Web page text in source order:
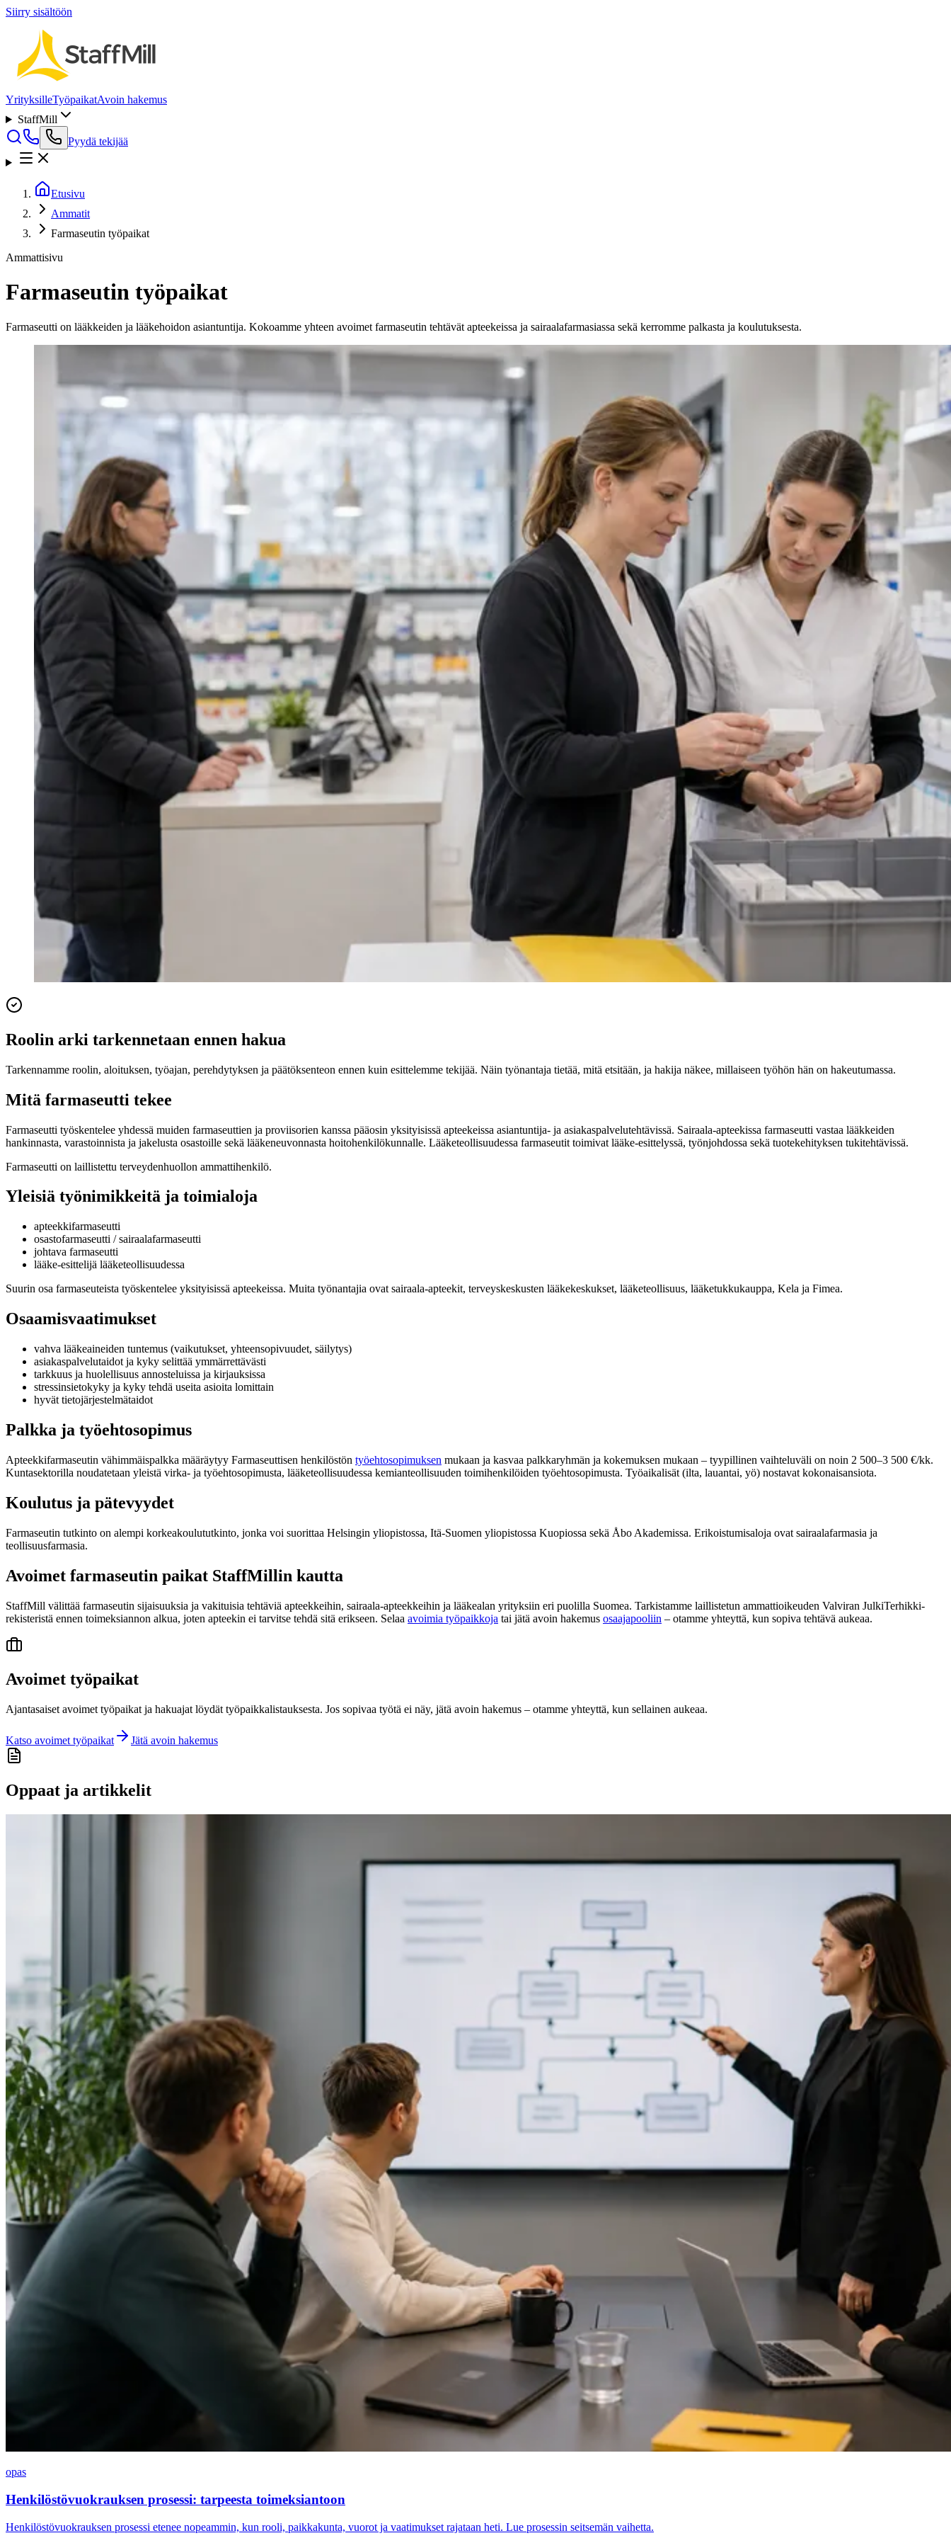
Siirry sisältöön
YrityksilleTyöpaikatAvoin hakemus
StaffMill
Pyydä tekijää
Etusivu
Ammatit
Farmaseutin työpaikat
Ammattisivu
Farmaseutin työpaikat
Farmaseutti on lääkkeiden ja lääkehoidon asiantuntija. Kokoamme yhteen avoimet farmaseutin tehtävät apteekeissa ja sairaalafarmasiassa sekä kerromme palkasta ja koulutuksesta.
Roolin arki tarkennetaan ennen hakua
Tarkennamme roolin, aloituksen, työajan, perehdytyksen ja päätöksenteon ennen kuin esittelemme tekijää. Näin työnantaja tietää, mitä etsitään, ja hakija näkee, millaiseen työhön hän on hakeutumassa.
Mitä farmaseutti tekee
Farmaseutti työskentelee yhdessä muiden farmaseuttien ja proviisorien kanssa pääosin yksityisissä apteekeissa asiantuntija- ja asiakaspalvelutehtävissä. Sairaala-apteekissa farmaseutti vastaa lääkkeiden
hankinnasta, varastoinnista ja jakelusta osastoille sekä lääkeneuvonnasta hoitohenkilökunnalle. Lääketeollisuudessa farmaseutit toimivat lääke-esittelyssä, työnjohdossa sekä tuotekehityksen tukitehtävissä.
Farmaseutti on laillistettu terveydenhuollon ammattihenkilö.
Yleisiä työnimikkeitä ja toimialoja
apteekkifarmaseutti
osastofarmaseutti / sairaalafarmaseutti
johtava farmaseutti
lääke-esittelijä lääketeollisuudessa
Suurin osa farmaseuteista työskentelee yksityisissä apteekeissa. Muita työnantajia ovat sairaala-apteekit, terveyskeskusten lääkekeskukset, lääketeollisuus, lääketukkukauppa, Kela ja Fimea.
Osaamisvaatimukset
vahva lääkeaineiden tuntemus (vaikutukset, yhteensopivuudet, säilytys)
asiakaspalvelutaidot ja kyky selittää ymmärrettävästi
tarkkuus ja huolellisuus annosteluissa ja kirjauksissa
stressinsietokyky ja kyky tehdä useita asioita lomittain
hyvät tietojärjestelmätaidot
Palkka ja työehtosopimus
Apteekkifarmaseutin vähimmäispalkka määräytyy Farmaseuttisen henkilöstön työehtosopimuksen mukaan ja kasvaa palkkaryhmän ja kokemuksen mukaan – tyypillinen vaihteluväli on noin 2 500–3 500 €/kk.
Kuntasektorilla noudatetaan yleistä virka- ja työehtosopimusta, lääketeollisuudessa kemianteollisuuden toimihenkilöiden työehtosopimusta. Työaikalisät (ilta, lauantai, yö) nostavat kokonaisansiota.
Koulutus ja pätevyydet
Farmaseutin tutkinto on alempi korkeakoulututkinto, jonka voi suorittaa Helsingin yliopistossa, Itä-Suomen yliopistossa Kuopiossa sekä Åbo Akademissa. Erikoistumisaloja ovat sairaalafarmasia ja
teollisuusfarmasia.
Avoimet farmaseutin paikat StaffMillin kautta
StaffMill välittää farmaseutin sijaisuuksia ja vakituisia tehtäviä apteekkeihin, sairaala-apteekkeihin ja lääkealan yrityksiin eri puolilla Suomea. Tarkistamme laillistetun ammattioikeuden Valviran JulkiTerhikki-
rekisteristä ennen toimeksiannon alkua, joten apteekin ei tarvitse tehdä sitä erikseen. Selaa avoimia työpaikkoja tai jätä avoin hakemus osaajapooliin – otamme yhteyttä, kun sopiva tehtävä aukeaa.
Avoimet työpaikat
Ajantasaiset avoimet työpaikat ja hakuajat löydät työpaikkalistauksesta. Jos sopivaa työtä ei näy, jätä avoin hakemus – otamme yhteyttä, kun sellainen aukeaa.
Katso avoimet työpaikat Jätä avoin hakemus
Oppaat ja artikkelit
opas
Henkilöstövuokrauksen prosessi: tarpeesta toimeksiantoon
Henkilöstövuokrauksen prosessi etenee nopeammin, kun rooli, paikkakunta, vuorot ja vaatimukset rajataan heti. Lue prosessin seitsemän vaihetta.